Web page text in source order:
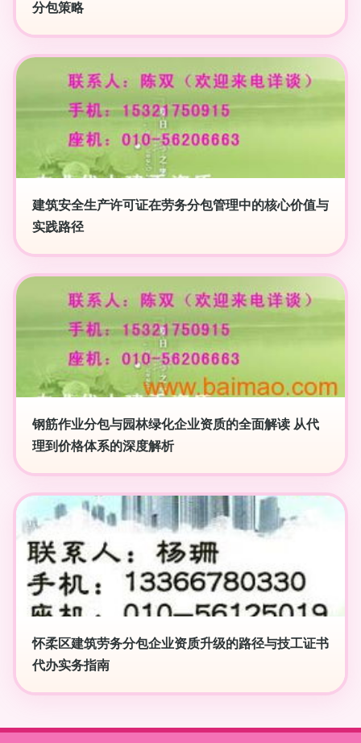
分包策略
建筑安全生产许可证在劳务分包管理中的核心价值与
实践路径
钢筋作业分包与园林绿化企业资质的全面解读 从代
理到价格体系的深度解析
怀柔区建筑劳务分包企业资质升级的路径与技工证书
代办实务指南